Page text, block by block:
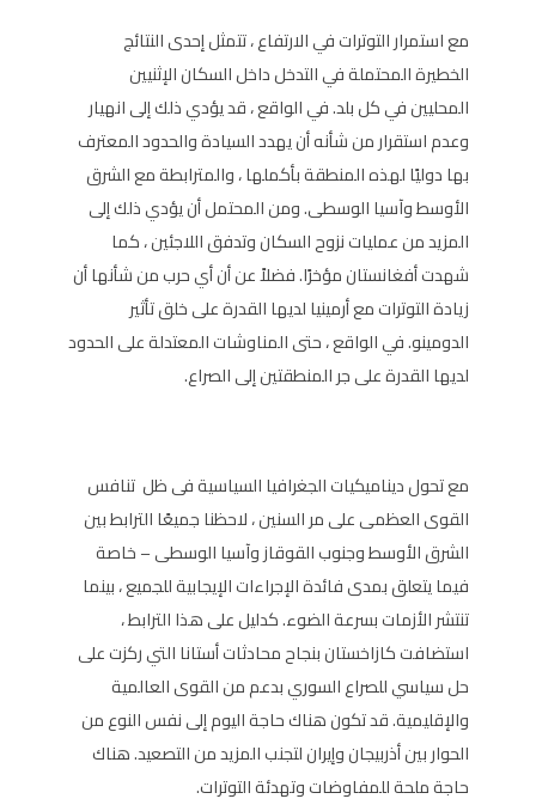
مع استمرار التوترات في الارتفاع ، تتمثل إحدى النتائج
الخطيرة المحتملة في التدخل داخل السكان الإثنيين
المحليين في كل بلد. في الواقع ، قد يؤدي ذلك إلى انهيار
وعدم استقرار من شأنه أن يهدد السيادة والحدود المعترف
بها دوليًا لهذه المنطقة بأكملها ، والمترابطة مع الشرق
الأوسط وآسيا الوسطى. ومن المحتمل أن يؤدي ذلك إلى
المزيد من عمليات نزوح السكان وتدفق اللاجئين ، كما
شهدت أفغانستان مؤخرًا. فضلاً عن أن أي حرب من شأنها أن
زيادة التوترات مع أرمينيا لديها القدرة على خلق تأثير
الدومينو. في الواقع ، حتى المناوشات المعتدلة على الحدود
لديها القدرة على جر المنطقتين إلى الصراع.
مع تحول ديناميكيات الجغرافيا السياسية فى ظل تنافس
القوى العظمى على مر السنين ، لاحظنا جميعًا الترابط بين
الشرق الأوسط وجنوب القوقاز وآسيا الوسطى – خاصة
فيما يتعلق بمدى فائدة الإجراءات الإيجابية للجميع ، بينما
تنتشر الأزمات بسرعة الضوء. كدليل على هذا الترابط ،
استضافت كازاخستان بنجاح محادثات أستانا التي ركزت على
حل سياسي للصراع السوري بدعم من القوى العالمية
والإقليمية. قد تكون هناك حاجة اليوم إلى نفس النوع من
الحوار بين أذربيجان وإيران لتجنب المزيد من التصعيد. هناك
حاجة ملحة للمفاوضات وتهدئة التوترات.